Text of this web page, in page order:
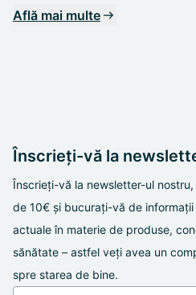
Află mai multe
Înscrieți-vă la
Înscrieți-vă la newsletter-ul
de 10€ și bucurați-vă de
actuale în materie de produse,
sănătate – astfel veți avea un
spre starea de bine.